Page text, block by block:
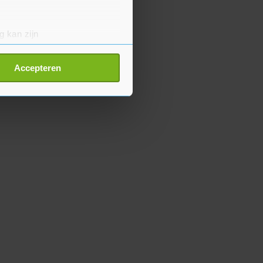
kan zijn
detailgedeelte
cookiepagina kun je
Accepteren